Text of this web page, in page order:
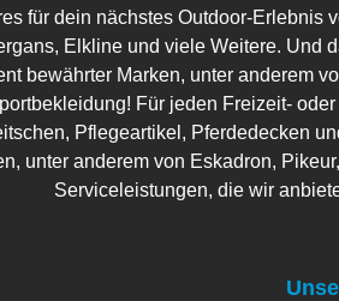
für dein nächstes Outdoor-
Elkline und viele Weitere.
bewährter Marken, unter anderem
Für jeden Freizeit-
Pflegeartikel, Pferdedecken
unter anderem von Eskadron,
Serviceleistungen, die wir